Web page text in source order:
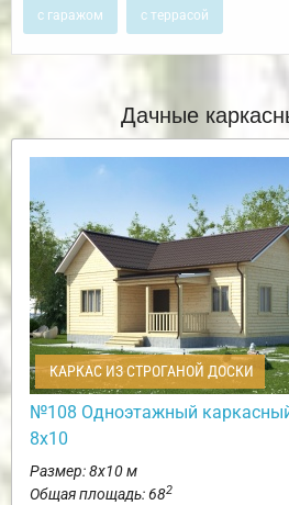
с гаражом с террасой
Дачные
КАРКАС ИЗ СТРОГАНОЙ ДОСКИ
№108 Одноэтажный
8х10
Размер: 8х10 м
Общая площадь: 682